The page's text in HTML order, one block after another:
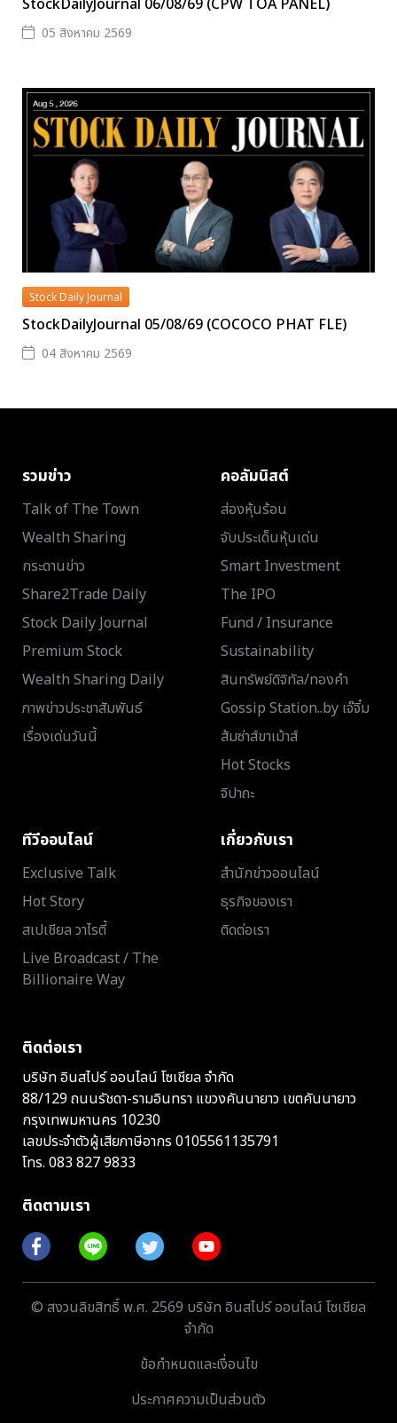
StockDailyJournal 06/08/69 (CPW TOA PANEL)
05 สิงหาคม 2569
Stock Daily Journal
StockDailyJournal 05/08/69 (COCOCO PHAT FLE)
04 สิงหาคม 2569
รวมข่าว
Talk of The Town
Wealth Sharing
กระดานข่าว
Share2Trade Daily
Stock Daily Journal
Premium Stock
Wealth Sharing Daily
ภาพข่าวประชาสัมพันธ์
เรื่องเด่นวันนี้
คอลัมนิสต์
ส่องหุ้นร้อน
จับประเด็นหุ้นเด่น
Smart Investment
The IPO
Fund / Insurance
Sustainability
สินทรัพย์ดิจิทัล/ทองคำ
Gossip Station..by เจ๊จิ๋ม
ส้มซ่าส์ขาเม้าส์
Hot Stocks
จิปาถะ
ทีวีออนไลน์
Exclusive Talk
Hot Story
สเปเชียล วาไรตี้
Live Broadcast / The
Billionaire Way
เกี่ยวกับเรา
สำนักข่าวออนไลน์
ธุรกิจของเรา
ติดต่อเรา
ติดต่อเรา
บริษัท อินสไปร์ ออนไลน์ โซเชียล จำกัด
88/129 ถนนรัชดา-รามอินทรา แขวงคันนายาว เขตคันนายาว
กรุงเทพมหานคร 10230
เลขประจำตัวผู้เสียภาษีอากร 0105561135791
โทร. 083 827 9833
ติดตามเรา
© สงวนลิขสิทธิ์ พ.ศ. 2569 บริษัท อินสไปร์ ออนไลน์ โซเชียล
จำกัด
ข้อกำหนดและเงื่อนไข
ประกาศความเป็นส่วนตัว